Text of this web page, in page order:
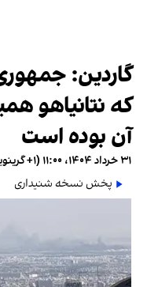
گاردین:
که نتانیاهو
آن بوده است
۳۱ خرداد ۱۴۰۴، ۱۱:۰۰ (‎+۱ گرینویچ)
پخش نسخه شنیداری